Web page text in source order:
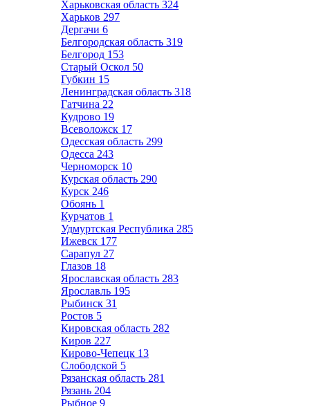
Харьковская область 324
Харьков 297
Дергачи 6
Белгородская область 319
Белгород 153
Старый Оскол 50
Губкин 15
Ленинградская область 318
Гатчина 22
Кудрово 19
Всеволожск 17
Одесская область 299
Одесса 243
Черноморск 10
Курская область 290
Курск 246
Обоянь 1
Курчатов 1
Удмуртская Республика 285
Ижевск 177
Сарапул 27
Глазов 18
Ярославская область 283
Ярославль 195
Рыбинск 31
Ростов 5
Кировская область 282
Киров 227
Кирово-Чепецк 13
Слободской 5
Рязанская область 281
Рязань 204
Рыбное 9